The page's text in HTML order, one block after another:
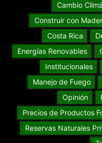
Cambio
Construir con
Costa Rica
Energías Renovables
Institucionales
Manejo de Fuego
Opinión
Precios de Productos
Reservas Naturales